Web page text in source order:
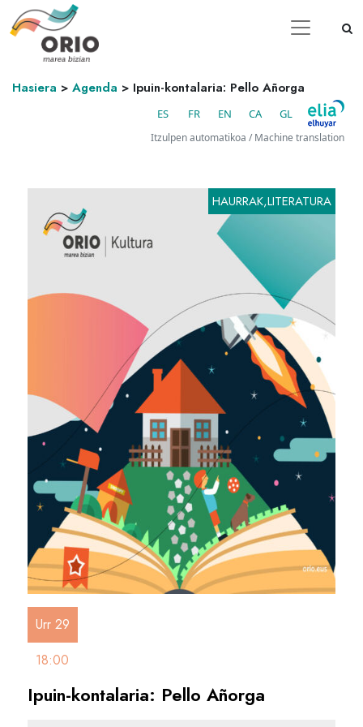
Hasiera > Agenda > Ipuin-kontalaria: Pello Añorga
ES FR EN CA GL
Itzulpen automatikoa / Machine translation
HAURRAK,LITERATURA
Urr 29
18:00
Ipuin-kontalaria: Pello Añorga